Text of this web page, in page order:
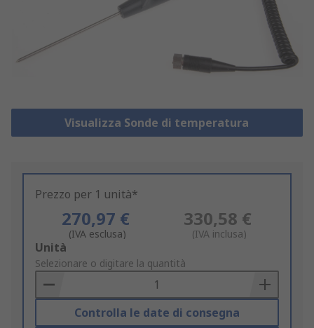
Visualizza Sonde di temperatura
Prezzo per 1 unità*
270,97 €
(IVA esclusa)
330,58 €
(IVA inclusa)
Add
to
Basket
Unità
Selezionare o digitare la quantità
Controlla le date di consegna